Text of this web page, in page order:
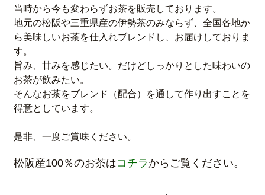
当時から今も変わらずお茶を販売しております。
地元の松阪や三重県産の伊勢茶のみならず、全国各地か
ら美味しいお茶を仕入れブレンドし、お届けしておりま
す。
旨み、甘みを感じたい。だけどしっかりとした味わいの
お茶が飲みたい。
そんなお茶をブレンド（配合）を通して作り出すことを
得意としています。
是非、一度ご賞味ください。
松阪産100％のお茶はコチラからご覧ください。